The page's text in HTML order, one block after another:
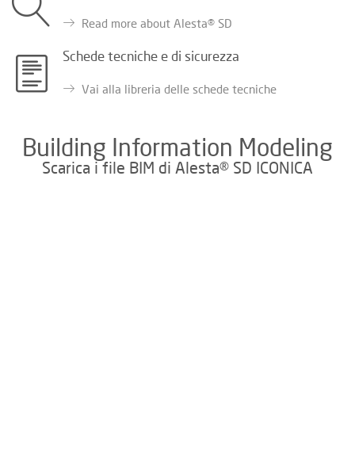
Read more about Alesta® SD
Schede tecniche e di sicurezza
Vai alla libreria delle schede tecniche
Building Information Modeling
Scarica i file BIM di Alesta® SD ICONICA